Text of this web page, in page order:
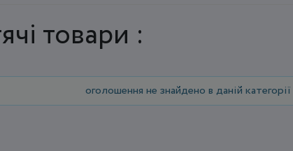
товари :
оголошення не знайдено в даній категорії